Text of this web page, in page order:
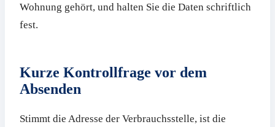
Wohnung gehört, und halten Sie die Daten schriftlich
fest.
Kurze Kontrollfrage vor dem
Absenden
Stimmt die Adresse der Verbrauchsstelle, ist die